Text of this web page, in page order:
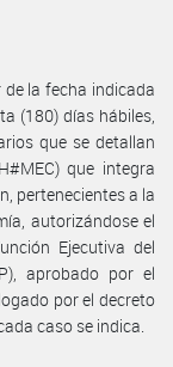
de la fecha indicada
(180) días hábiles,
que se detallan
que integra
pertenecientes a la
autorizándose el
Ejecutiva del
aprobado por el
por el decreto
caso se indica.